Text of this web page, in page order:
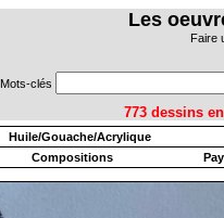
Les
Faire
Mots-clés
773
Huile/Gouache/Acrylique
Compositions